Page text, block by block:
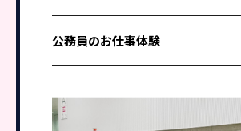
公務員のお仕事体験